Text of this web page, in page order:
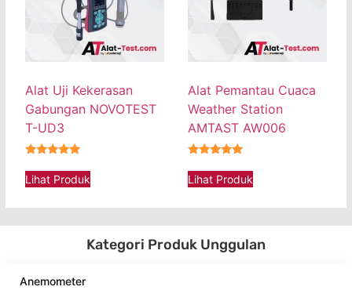
Alat Uji Kekerasan
Gabungan NOVOTEST
T-UD3
Lihat Produk
Alat Pemantau Cuaca
Weather Station
AMTAST AW006
Lihat Produk
Kategori Produk Unggulan
Anemometer